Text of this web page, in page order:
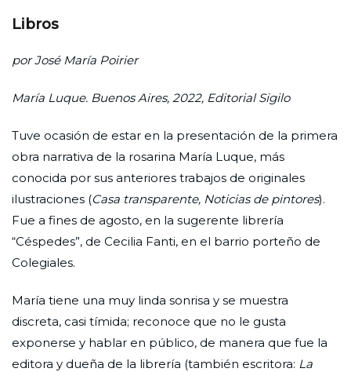
Libros
por José María Poirier
María Luque. Buenos Aires, 2022, Editorial Sigilo
Tuve ocasión de estar en la presentación de la primera
obra narrativa de la rosarina María Luque, más
conocida por sus anteriores trabajos de originales
ilustraciones (Casa transparente, Noticias de pintores).
Fue a fines de agosto, en la sugerente librería
“Céspedes”, de Cecilia Fanti, en el barrio porteño de
Colegiales.
María tiene una muy linda sonrisa y se muestra
discreta, casi tímida; reconoce que no le gusta
exponerse y hablar en público, de manera que fue la
editora y dueña de la librería (también escritora: La